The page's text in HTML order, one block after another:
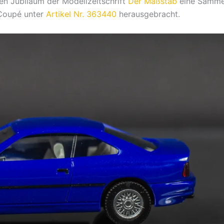
unter Artikel Nr. 363440 herausgebracht.